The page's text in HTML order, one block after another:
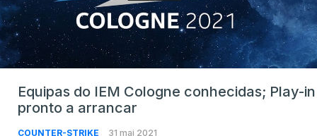
Equipas do IEM Cologne conhecidas; Play-in
pronto a arrancar
COUNTER-STRIKE 31 mai 2021